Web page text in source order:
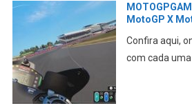
MotoGP X
Confira aqui,
com cada uma